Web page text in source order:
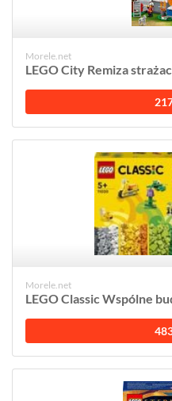
Morele.net
LEGO City Remiza
Morele.net
LEGO Classic Wspólne